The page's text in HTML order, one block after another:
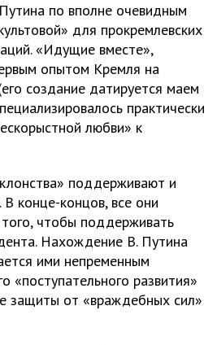
по вполне очевидным
для прокремлевских
«Идущие вместе»,
опытом Кремля на
создание датируется маем
практически
любви» к
поддерживают и
конце-концов, все они
чтобы поддерживать
Нахождение В. Путина
ими непременным
«поступательного развития»
защиты от «враждебных сил»